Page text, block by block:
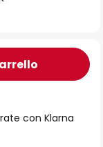
con Klarna